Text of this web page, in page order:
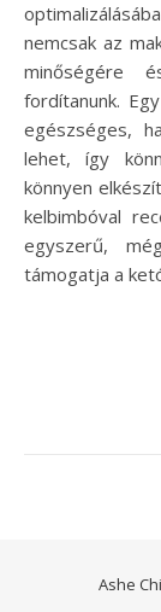
nemcsak az
minőségére
fordítanunk.
egészséges,
lehet, így
könnyen
kelbimbóval
egyszerű,
támogatja a
Ashe